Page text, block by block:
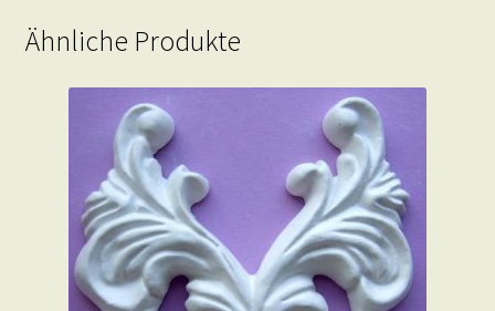
Ähnliche Produkte